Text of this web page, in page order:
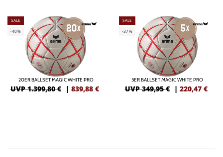
SALE
-40%
20ER BALLSET MAGIC WHITE PRO
UVP 1.399,80 € | 839,88 €
SALE
-37%
5ER BALLSET MAGIC WHITE PRO
UVP 349,95 € | 220,47 €